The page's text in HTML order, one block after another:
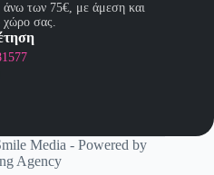
άνω των 75€, με άμεση και
χώρο σας.
Media - Powered by
Agency